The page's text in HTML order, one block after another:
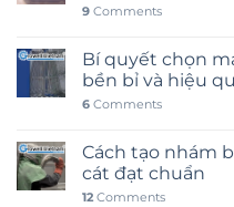
9 Comments
Bí quyết chọn
bền bỉ và hiệu
6 Comments
Cách tạo nhám
cát đạt chuẩn
12Comments